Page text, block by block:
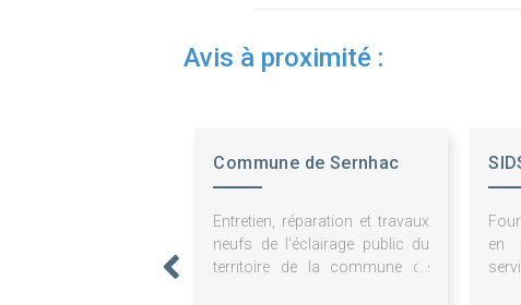
Avis à proximité :
Commune de Sernhac
Entretien, réparation et travaux
neufs de l'éclairage public du
territoire de la commune de
en